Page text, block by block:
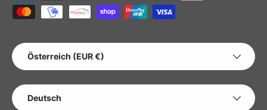
LAND/REGION
Österreich (EUR €)
SPRACHE
Deutsch